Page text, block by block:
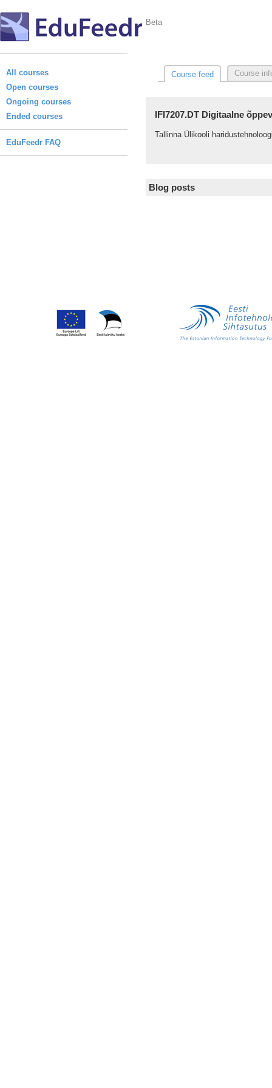
Beta
All courses
Open courses
Ongoing courses
Ended courses
EduFeedr FAQ
Course feed Course
IFI7207.DT Digitaalne
Tallinna Ülikooli
Blog posts